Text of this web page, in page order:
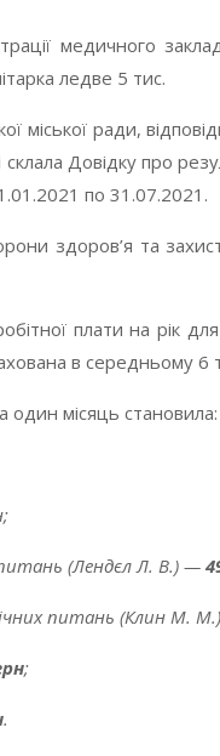
медичного
ледве 5 тис.
міської ради,
Довідку про
по 31.07.2021.
здоров’я та
плати на рік
в середньому 6
один місяць становила:
(Лендєл Л. В.) —
питань (Клин М.
;
.